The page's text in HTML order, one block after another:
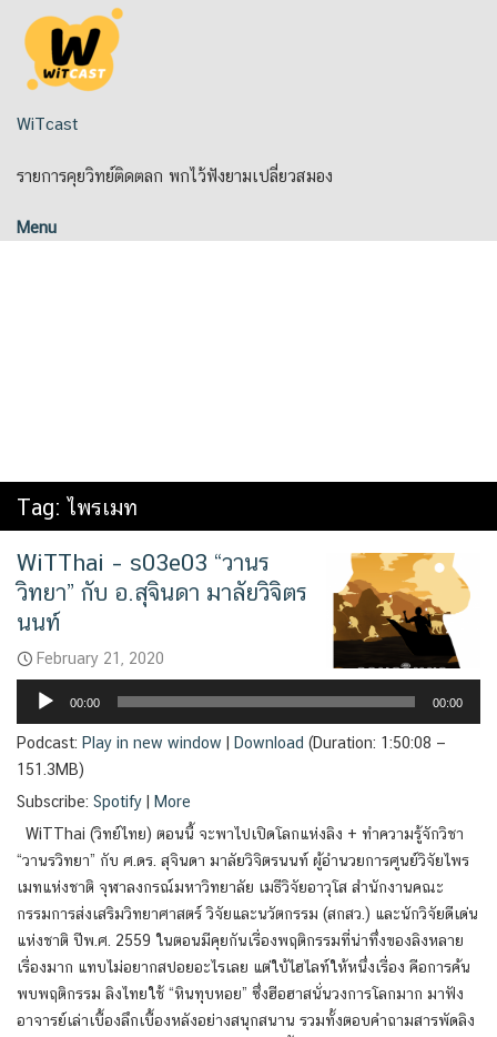
content
WiTcast
รายการคุยวิทย์ติดตลก พกไว้ฟังยามเปลี่ยวสมอง
Menu
Tag: ไพรเมท
WiTThai – s03e03 “วานร
วิทยา” กับ อ.สุจินดา มาลัยวิจิตร
นนท์
February 21, 2020
Audio
Player
00:00 00:00
Podcast: Play in new window Download (Duration: 1:50:08 —
151.3MB)
Subscribe: Spotify
More
WiTThai (วิทย์ไทย) ตอนนี้ จะพาไปเปิดโลกแห่งลิง + ทำความรู้จักวิชา
“วานรวิทยา” กับ ศ.ดร. สุจินดา มาลัยวิจิตรนนท์ ผู้อำนวยการศูนย์วิจัยไพร
เมทแห่งชาติ จุฬาลงกรณ์มหาวิทยาลัย เมธีวิจัยอาวุโส สำนักงานคณะ
กรรมการส่งเสริมวิทยาศาสตร์ วิจัยและนวัตกรรม (สกสว.) และนักวิจัยดีเด่น
แห่งชาติ ปีพ.ศ. 2559 ในตอนมีคุยกันเรื่องพฤติกรรมที่น่าทึ่งของลิงหลาย
เรื่องมาก แทบไม่อยากสปอยอะไรเลย แต่ใบ้ไฮไลท์ให้หนึ่งเรื่อง คือการค้น
พบพฤติกรรม ลิงไทยใช้ “หินทุบหอย” ซึ่งฮือฮาสนั่นวงการโลกมาก มาฟัง
อาจารย์เล่าเบื้องลึกเบื้องหลังอย่างสนุกสนาน รวมทั้งตอบคำถามสารพัดลิง